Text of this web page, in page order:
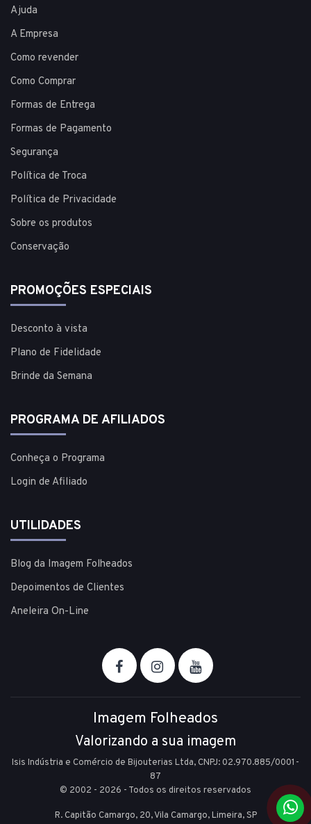
Ajuda
A Empresa
Como revender
Como Comprar
Formas de Entrega
Formas de Pagamento
Segurança
Política de Troca
Política de Privacidade
Sobre os produtos
Conservação
PROMOÇÕES ESPECIAIS
Desconto à vista
Plano de Fidelidade
Brinde da Semana
PROGRAMA DE AFILIADOS
Conheça o Programa
Login de Afiliado
UTILIDADES
Blog da Imagem Folheados
Depoimentos de Clientes
Aneleira On-Line
Imagem Folheados
Valorizando a sua imagem
Isis Indústria e Comércio de Bijouterias Ltda, CNPJ: 02.970.885/0001-
87
© 2002 - 2026 - Todos os direitos reservados
R. Capitão Camargo, 20, Vila Camargo,Limeira,SP